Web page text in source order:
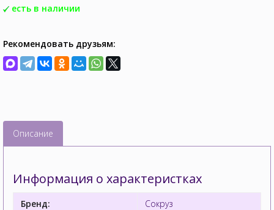
есть в наличии
Рекомендовать друзьям:
Описание
Информация о характеристках
Бренд:
Сокруз